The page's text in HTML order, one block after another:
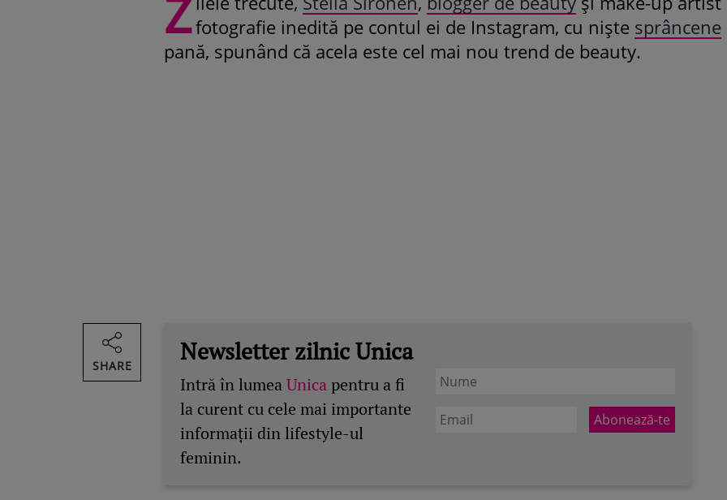
Zfotografie inedită pe contul ei de Instagram, cu niște sprâncene
pană, spunând că acela este cel mai nou trend de beauty.
Newsletter zilnic Unica
Intră în lumeaUnica pentru a fi
la curent cu cele mai importante
informații din lifestyle-ul
feminin.
SHARE